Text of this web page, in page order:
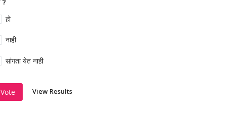
?
हो
नाही
सांगता येत नाही
Vote View Results